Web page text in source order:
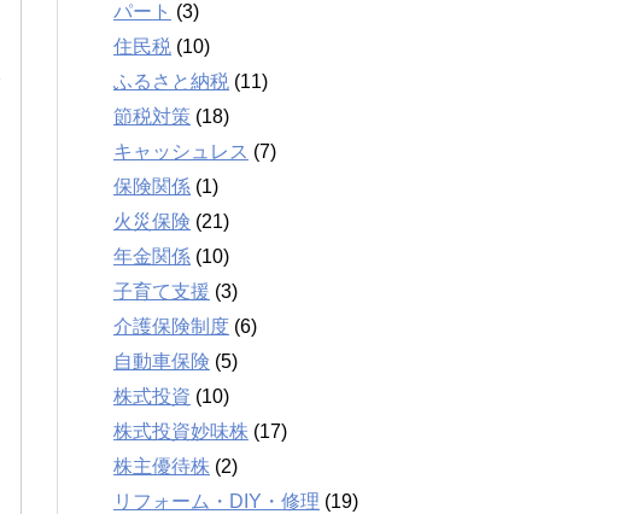
パート (3)
住民税 (10)
ふるさと納税 (11)
節税対策 (18)
キャッシュレス (7)
保険関係 (1)
火災保険 (21)
年金関係 (10)
子育て支援 (3)
介護保険制度 (6)
自動車保険 (5)
株式投資 (10)
株式投資妙味株 (17)
株主優待株 (2)
リフォーム・DIY・修理 (19)